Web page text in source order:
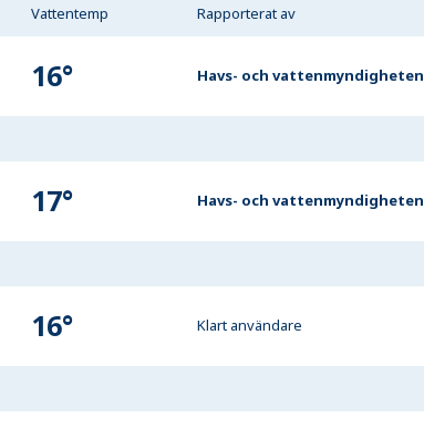
Vattentemp Rapporterat av
16° Havs- och vattenmyndigheten
17° Havs- och vattenmyndigheten
16° Klart användare